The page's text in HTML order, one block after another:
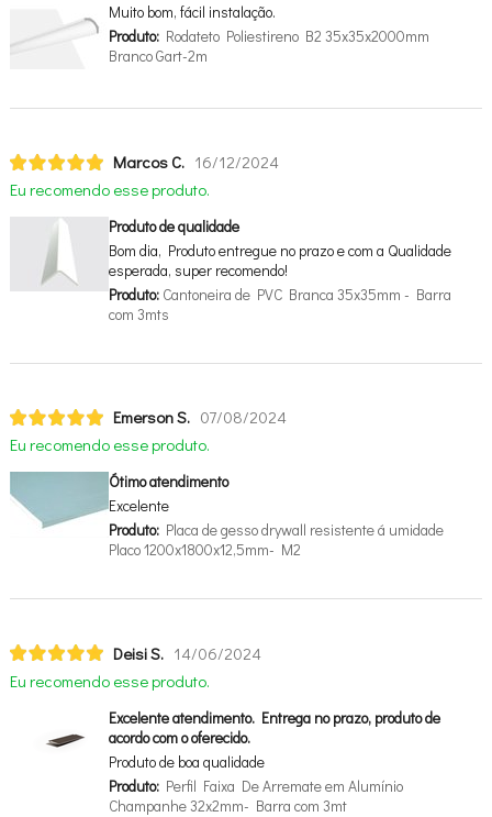
Muito bom, fácil instalação.
Produto:Rodateto Poliestireno B2 35x35x2000mm
Branco Gart-2m
Marcos C. 16/12/2024
Eu recomendo esse produto.
Produto de qualidade
Bom dia, Produto entregue no prazo e com a Qualidade
esperada, super recomendo!
Produto:Cantoneira de PVC Branca 35x35mm - Barra
com 3mts
Emerson S. 07/08/2024
Eu recomendo esse produto.
Ótimo atendimento
Excelente
Produto:Placa de gesso drywall resistente á umidade
Placo 1200x1800x12,5mm- M2
Deisi S. 14/06/2024
Eu recomendo esse produto.
Excelente atendimento. Entrega no prazo, produto de
acordo com o oferecido.
Produto de boa qualidade
Produto:Perfil Faixa De Arremate em Alumínio
Champanhe 32x2mm- Barra com 3mt